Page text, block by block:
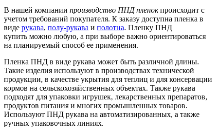
В нашей компании производство ПНД пленокпроисходит с
учетом требований покупателя. К заказу доступна пленка в
виде рукава, полу-рукава и полотна. Пленку ПНД
купить можно любую, а при выборе важно ориентироваться
на планируемый способ ее применения.
Пленка ПНД в виде рукава может быть различной длины.
Такие изделия используют в производствах технической
продукции, в качестве укрытия для теплиц и для консервации
кормов на сельскохозяйственных объектах. Также рукава
подходят для упаковки игрушек, лекарственных препаратов,
продуктов питания и многих промышленных товаров.
Используют ПНД рукава на автоматизированных, а также
ручных упаковочных линиях.